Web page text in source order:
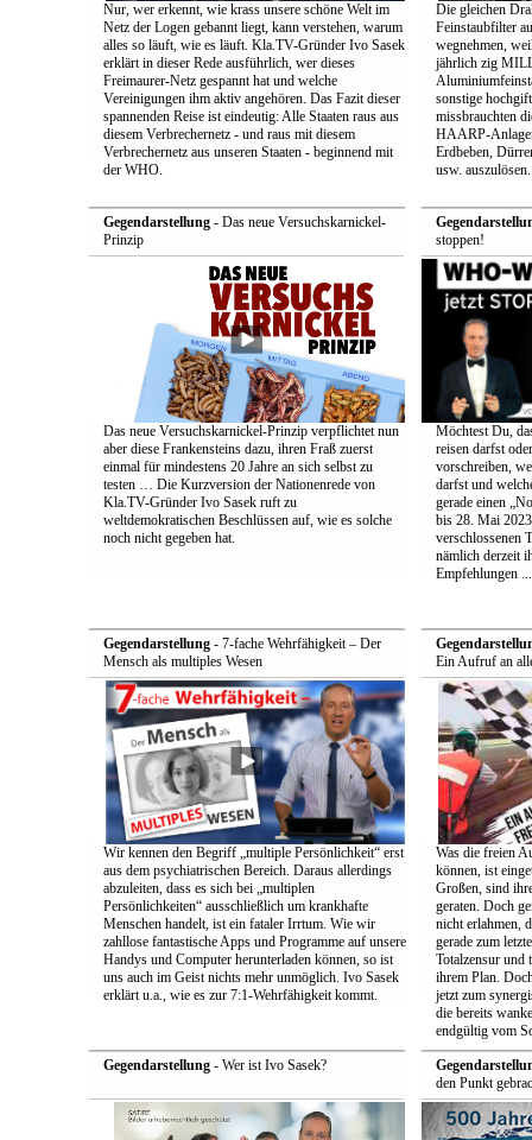
Nur, wer erkennt, wie krass unsere schöne Welt im
Netz der Logen gebannt liegt, kann verstehen, warum
alles so läuft, wie es läuft. Kla.TV-Gründer Ivo Sasek
erklärt in dieser Rede ausführlich, wer dieses
Freimaurer-Netz gespannt hat und welche
Vereinigungen ihm aktiv angehören. Das Fazit dieser
spannenden Reise ist eindeutig: Alle Staaten raus aus
diesem Verbrechernetz - und raus mit diesem
Verbrechernetz aus unseren Staaten - beginnend mit
der WHO.
Die gleichen
Feinstaubfilter
wegnehmen,
jährlich zig
sonstige
missbrauchten
HAARP-
Erdbeben,
usw. auszulösen.
Gegendarstellung- Das neue Versuchskarnickel-
Prinzip
Das neue Versuchskarnickel-Prinzip verpflichtet nun
aber diese Frankensteins dazu, ihren Fraß zuerst
einmal für mindestens 20 Jahre an sich selbst zu
testen … Die Kurzversion der Nationenrede von
Kla.TV-Gründer Ivo Sasek ruft zu
weltdemokratischen Beschlüssen auf, wie es solche
noch nicht gegeben hat.
stoppen!
Möchtest Du,
reisen darfst
vorschreiben,
darfst und
gerade einen
bis 28. Mai
verschlossenen
nämlich derzeit
Empfehlungen ...
Gegendarstellung- 7-fache Wehrfähigkeit – Der
Mensch als multiples Wesen
Wir kennen den Begriff „multiple Persönlichkeit“ erst
aus dem psychiatrischen Bereich. Daraus allerdings
abzuleiten, dass es sich bei „multiplen
Persönlichkeiten“ ausschließlich um krankhafte
Menschen handelt, ist ein fataler Irrtum. Wie wir
zahllose fantastische Apps und Programme auf unsere
Handys und Computer herunterladen können, so ist
uns auch im Geist nichts mehr unmöglich. Ivo Sasek
erklärt u.a., wie es zur 7:1-Wehrfähigkeit kommt.
Ein Aufruf an
Was die freien
können, ist
Großen, sind
geraten. Doch
nicht erlahmen,
gerade zum
Totalzensur und
ihrem Plan.
jetzt zum
die bereits
endgültig vom
Gegendarstellung- Wer ist Ivo Sasek?
den Punkt